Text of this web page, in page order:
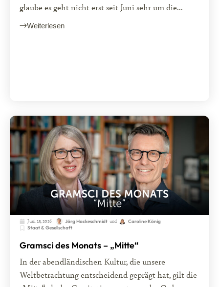
glaube es geht nicht erst seit Juni sehr um die...
Weiterlesen
Juni 15, 2026 Jörg Hackeschmidt und
Caroline König
Staat & Gesellschaft
Gramsci des Monats – „Mitte“
In der abendländischen Kultur, die unsere
Weltbetrachtung entscheidend geprägt hat, gilt die